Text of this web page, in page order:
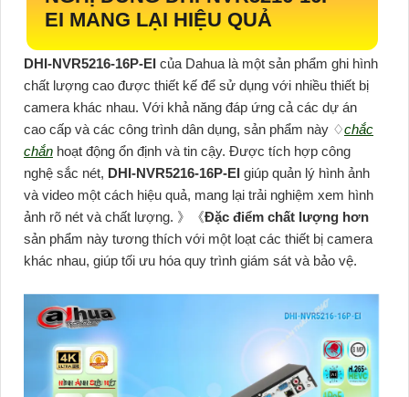
EI MANG LẠI HIỆU QUẢ
DHI-NVR5216-16P-EI của Dahua là một sản phẩm ghi hình
chất lượng cao được thiết kế để sử dụng với nhiều thiết bị
camera khác nhau. Với khả năng đáp ứng cả các dự án
cao cấp và các công trình dân dụng, sản phẩm này ♢chắc
chắn hoạt động ổn định và tin cậy. Được tích hợp công
nghệ sắc nét, DHI-NVR5216-16P-EI giúp quản lý hình ảnh
và video một cách hiệu quả, mang lại trải nghiệm xem hình
ảnh rõ nét và chất lượng. 》《Đặc điểm chất lượng hơn
sản phẩm này tương thích với một loạt các thiết bị camera
khác nhau, giúp tối ưu hóa quy trình giám sát và bảo vệ.